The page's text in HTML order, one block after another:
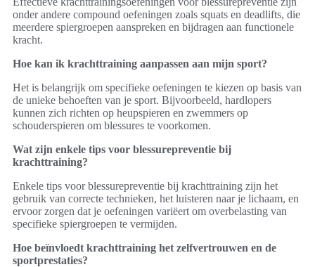
onder andere compound oefeningen zoals squats en deadlifts, die
meerdere spiergroepen aanspreken en bijdragen aan functionele
kracht.
Hoe kan ik krachttraining aanpassen aan mijn sport?
Het is belangrijk om specifieke oefeningen te kiezen op basis van
de unieke behoeften van je sport. Bijvoorbeeld, hardlopers
kunnen zich richten op heupspieren en zwemmers op
schouderspieren om blessures te voorkomen.
Wat zijn enkele tips voor blessurepreventie bij
krachttraining?
Enkele tips voor blessurepreventie bij krachttraining zijn het
gebruik van correcte technieken, het luisteren naar je lichaam, en
ervoor zorgen dat je oefeningen variëert om overbelasting van
specifieke spiergroepen te vermijden.
Hoe beïnvloedt krachttraining het zelfvertrouwen en de
sportprestaties?